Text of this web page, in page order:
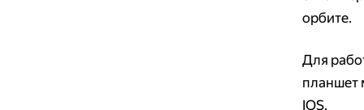
орбите.
Для
планшет
IOS.